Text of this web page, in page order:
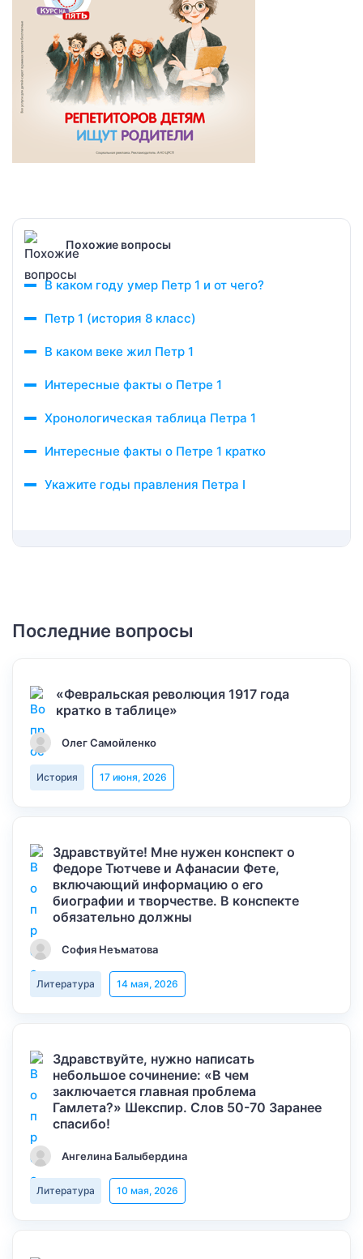
Похожие вопросы
В каком году умер Петр 1 и от чего?
Петр 1 (история 8 класс)
В каком веке жил Петр 1
Интересные факты о Петре 1
Хронологическая таблица Петра 1
Интересные факты о Петре 1 кратко
Укажите годы правления Петра I
Последние вопросы
«Февральская революция 1917 года
кратко в таблице»
Олег Самойленко
История 17 июня, 2026
Здравствуйте! Мне нужен конспект о
Федоре Тютчеве и Афанасии Фете,
включающий информацию о его
биографии и творчестве. В конспекте
обязательно должны
София Неъматова
Литература 14 мая, 2026
Здравствуйте, нужно написать
небольшое сочинение: «В чем
заключается главная проблема
Гамлета?» Шекспир. Слов 50-70 Заранее
спасибо!
Ангелина Балыбердина
Литература 10 мая, 2026